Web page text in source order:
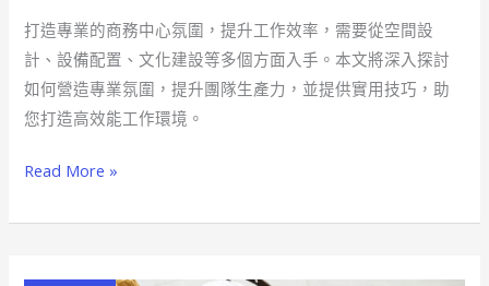
打造專業的商務中心氛圍，提升工作效率，需要從空間設
計、設備配置、文化建設等多個方面入手。本文將深入探討
如何營造專業氛圍，提升團隊生產力，並提供實用技巧，助
您打造高效能工作環境。
業
氛
圍
打
高
Read More »